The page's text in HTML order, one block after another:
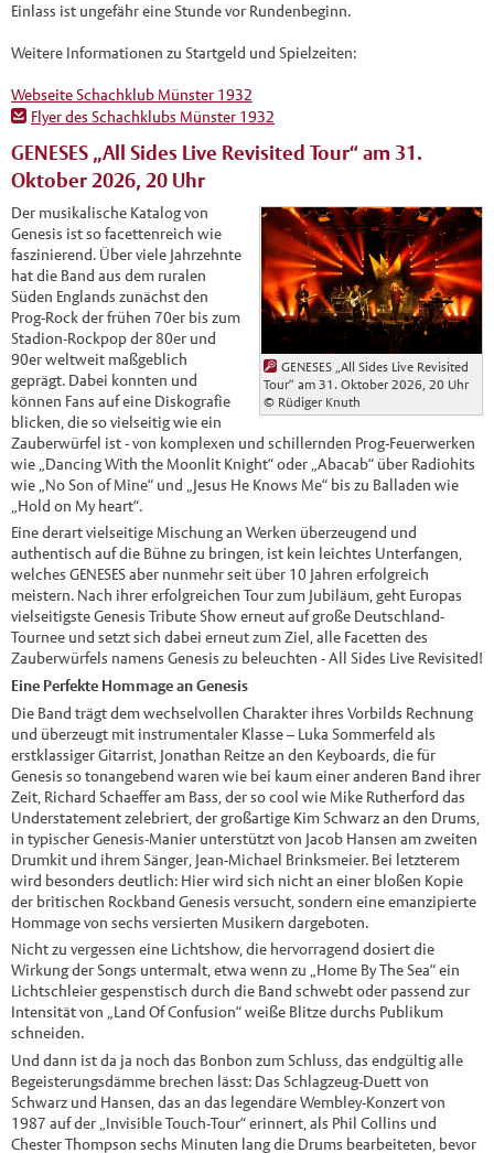
Einlass ist ungefähr eine Stunde vor Rundenbeginn.
Weitere Informationen zu Startgeld und Spielzeiten:
Webseite Schachklub Münster 1932
Flyer des Schachklubs Münster 1932
GENESES „All Sides Live Revisited Tour“ am 31.
Oktober 2026, 20 Uhr
GENESES „All Sides Live Revisited
Tour“ am 31. Oktober 2026, 20 Uhr
© Rüdiger Knuth
Der musikalische Katalog von
Genesis ist so facettenreich wie
faszinierend. Über viele Jahrzehnte
hat die Band aus dem ruralen
Süden Englands zunächst den
Prog-Rock der frühen 70er bis zum
Stadion-Rockpop der 80er und
90er weltweit maßgeblich
geprägt. Dabei konnten und
können Fans auf eine Diskografie
blicken, die so vielseitig wie ein
Zauberwürfel ist - von komplexen und schillernden Prog-Feuerwerken
wie „Dancing With the Moonlit Knight“ oder „Abacab“ über Radiohits
wie „No Son of Mine“ und „Jesus He Knows Me“ bis zu Balladen wie
„Hold on My heart“.
Eine derart vielseitige Mischung an Werken überzeugend und
authentisch auf die Bühne zu bringen, ist kein leichtes Unterfangen,
welches GENESES aber nunmehr seit über 10 Jahren erfolgreich
meistern. Nach ihrer erfolgreichen Tour zum Jubiläum, geht Europas
vielseitigste Genesis Tribute Show erneut auf große Deutschland-
Tournee und setzt sich dabei erneut zum Ziel, alle Facetten des
Zauberwürfels namens Genesis zu beleuchten - All Sides Live Revisited!
Eine Perfekte Hommage an Genesis
Die Band trägt dem wechselvollen Charakter ihres Vorbilds Rechnung
und überzeugt mit instrumentaler Klasse – Luka Sommerfeld als
erstklassiger Gitarrist, Jonathan Reitze an den Keyboards, die für
Genesis so tonangebend waren wie bei kaum einer anderen Band ihrer
Zeit, Richard Schaeffer am Bass, der so cool wie Mike Rutherford das
Understatement zelebriert, der großartige Kim Schwarz an den Drums,
in typischer Genesis-Manier unterstützt von Jacob Hansen am zweiten
Drumkit und ihrem Sänger, Jean-Michael Brinksmeier. Bei letzterem
wird besonders deutlich: Hier wird sich nicht an einer bloßen Kopie
der britischen Rockband Genesis versucht, sondern eine emanzipierte
Hommage von sechs versierten Musikern dargeboten.
Nicht zu vergessen eine Lichtshow, die hervorragend dosiert die
Wirkung der Songs untermalt, etwa wenn zu „Home By The Sea“ ein
Lichtschleier gespenstisch durch die Band schwebt oder passend zur
Intensität von „Land Of Confusion“ weiße Blitze durchs Publikum
schneiden.
Und dann ist da ja noch das Bonbon zum Schluss, das endgültig alle
Begeisterungsdämme brechen lässt: Das Schlagzeug-Duett von
Schwarz und Hansen, das an das legendäre Wembley-Konzert von
1987 auf der „Invisible Touch-Tour“ erinnert, als Phil Collins und
Chester Thompson sechs Minuten lang die Drums bearbeiteten, bevor